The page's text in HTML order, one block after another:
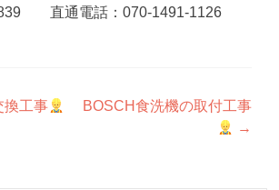
直通電話：070-1491-1126
換工事
BOSCH食洗機の取付工事
→